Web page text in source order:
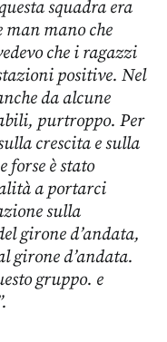
squadra era
man mano che
che i ragazzi
positive. Nel
da alcune
purtroppo. Per
crescita e sulla
forse è stato
a portarci
sulla
girone d’andata,
girone d’andata.
gruppo. e